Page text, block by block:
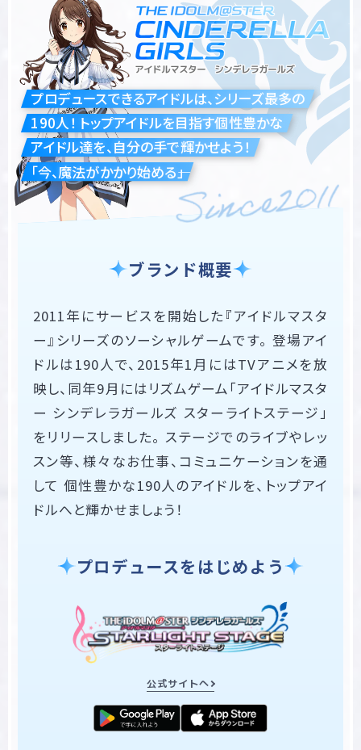
プロデュースできるアイドルは、シリーズ最多の
190人！ トップアイドルを目指す個性豊かな
アイドル達を、自分の手で輝かせよう！
「今、魔法がかかり始める――」
ブランド概要
2011年にサービスを開始した『アイドルマスタ
ー』シリーズのソーシャルゲームです。 登場アイ
ドルは190人で、2015年1月にはTVアニメを放
映し、同年9月にはリズムゲーム「アイドルマスタ
ー シンデレラガールズ スターライトステージ」
をリリースしました。 ステージでのライブやレッ
スン等、様々なお仕事、コミュニケーションを通
して 個性豊かな190人のアイドルを、トップアイ
ドルへと輝かせましょう！
プロデュースをはじめよう
公式サイトへ